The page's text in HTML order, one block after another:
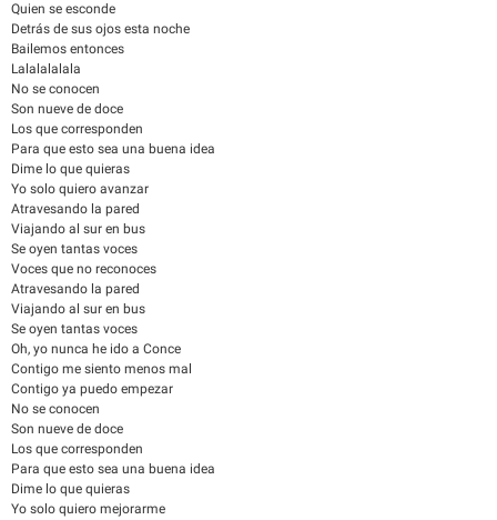
Quien se esconde
Detrás de sus ojos esta noche
Bailemos entonces
Lalalalalala
No se conocen
Son nueve de doce
Los que corresponden
Para que esto sea una buena idea
Dime lo que quieras
Yo solo quiero avanzar
Atravesando la pared
Viajando al sur en bus
Se oyen tantas voces
Voces que no reconoces
Atravesando la pared
Viajando al sur en bus
Se oyen tantas voces
Oh, yo nunca he ido a Conce
Contigo me siento menos mal
Contigo ya puedo empezar
No se conocen
Son nueve de doce
Los que corresponden
Para que esto sea una buena idea
Dime lo que quieras
Yo solo quiero mejorarme